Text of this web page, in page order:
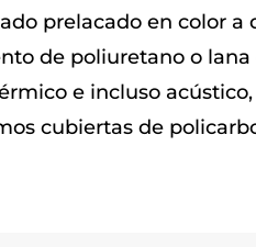
prelacado en color a
de poliuretano o
e incluso
cubiertas de